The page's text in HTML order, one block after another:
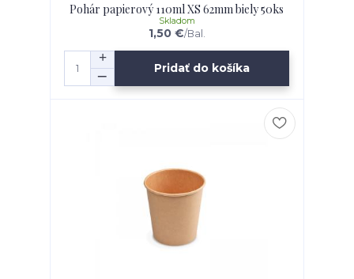
Pohár papierový 110ml XS 62mm biely 50ks
1,50 €/Bal.
Skladom
Pridať do košíka